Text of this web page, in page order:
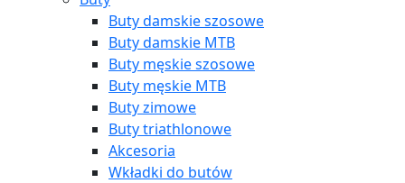
Buty damskie szosowe
Buty damskie MTB
Buty męskie szosowe
Buty męskie MTB
Buty zimowe
Buty triathlonowe
Akcesoria
Wkładki do butów